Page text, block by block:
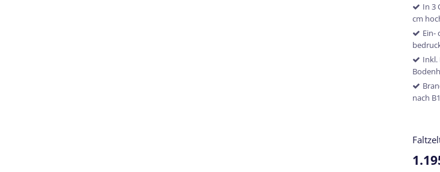
In 3
cm
Ein-
Inkl.
nach B1